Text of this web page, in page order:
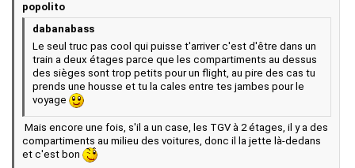
popolito
dabanabass
Le seul truc pas cool qui puisse t'arriver c'est d'être dans un
train a deux étages parce que les compartiments au dessus
des sièges sont trop petits pour un flight, au pire des cas tu
prends une housse et tu la cales entre tes jambes pour le
voyage
Mais encore une fois, s'il a un case, les TGV à 2 étages, il y a des
compartiments au milieu des voitures, donc il la jette là-dedans
et c'est bon